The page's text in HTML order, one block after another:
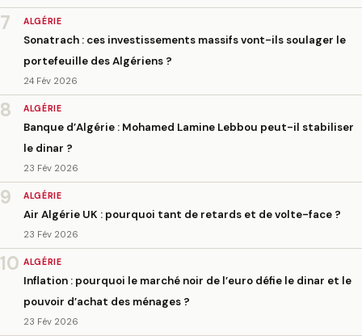
7 ALGÉRIE
Sonatrach : ces investissements massifs vont-ils soulager le
portefeuille des Algériens ?
24 Fév 2026
8 ALGÉRIE
Banque d’Algérie : Mohamed Lamine Lebbou peut-il stabiliser
le dinar ?
23 Fév 2026
9 ALGÉRIE
Air Algérie UK : pourquoi tant de retards et de volte-face ?
23 Fév 2026
10 ALGÉRIE
Inflation : pourquoi le marché noir de l’euro défie le dinar et le
pouvoir d’achat des ménages ?
23 Fév 2026